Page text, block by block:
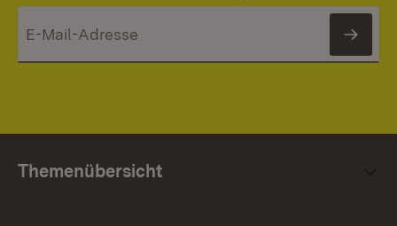
Themenübersicht